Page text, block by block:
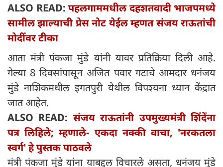
ALSO READ: पहलगाममधील दहशतवादी भाजपमध्ये
सामील झाल्याची प्रेस नोट येईल म्हणत संजय राऊतांची
मोदींवर टीका
आता मंत्री पंकजा मुंडे यांनी यावर प्रतिक्रिया दिली आहे.
गेल्या 8 दिवसांपासून अजित पवार गटाचे आमदार धनंजय
मुंडे नाशिकमधील इगतपुरी येथील विपश्यना ध्यान केंद्रात
जात आहेत.
ALSO READ: संजय राऊतांनी उपमुख्यमंत्री शिंदेंना
पत्र लिहिले; म्हणाले- एकदा नक्की वाचा, 'नरकतला
स्वर्ग' हे पुस्तक पाठवले
मंत्री पंकजा मुंडे यांना याबद्दल विचारले असता, धनंजय मुंडे